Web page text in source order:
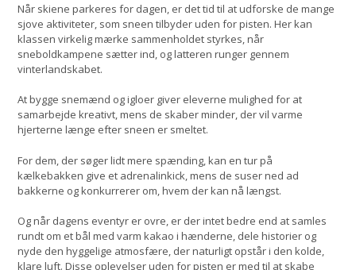
Når skiene parkeres for dagen, er det tid til at udforske de mange
sjove aktiviteter, som sneen tilbyder uden for pisten. Her kan
klassen virkelig mærke sammenholdet styrkes, når
sneboldkampene sætter ind, og latteren runger gennem
vinterlandskabet.
At bygge snemænd og igloer giver eleverne mulighed for at
samarbejde kreativt, mens de skaber minder, der vil varme
hjerterne længe efter sneen er smeltet.
For dem, der søger lidt mere spænding, kan en tur på
kælkebakken give et adrenalinkick, mens de suser ned ad
bakkerne og konkurrerer om, hvem der kan nå længst.
Og når dagens eventyr er ovre, er der intet bedre end at samles
rundt om et bål med varm kakao i hænderne, dele historier og
nyde den hyggelige atmosfære, der naturligt opstår i den kolde,
klare luft. Disse oplevelser uden for pisten er med til at skabe